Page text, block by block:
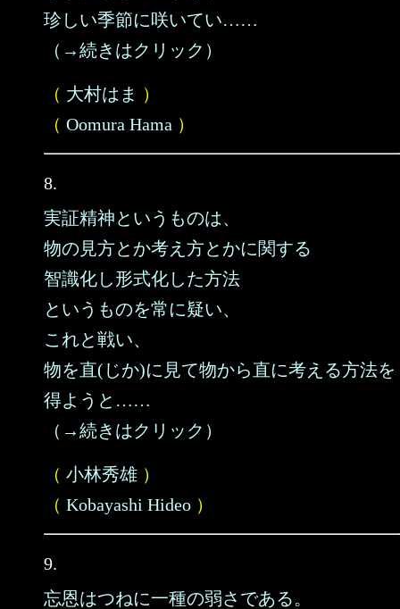
珍しい季節に咲いてい……
（→続きはクリック）
（ 大村はま ）
（ Oomura Hama ）
8.
実証精神というものは、
物の見方とか考え方とかに関する
智識化し形式化した方法
というものを常に疑い、
これと戦い、
物を直(じか)に見て物から直に考える方法を
得ようと……
（→続きはクリック）
（ 小林秀雄 ）
（ Kobayashi Hideo ）
9.
忘恩はつねに一種の弱さである。